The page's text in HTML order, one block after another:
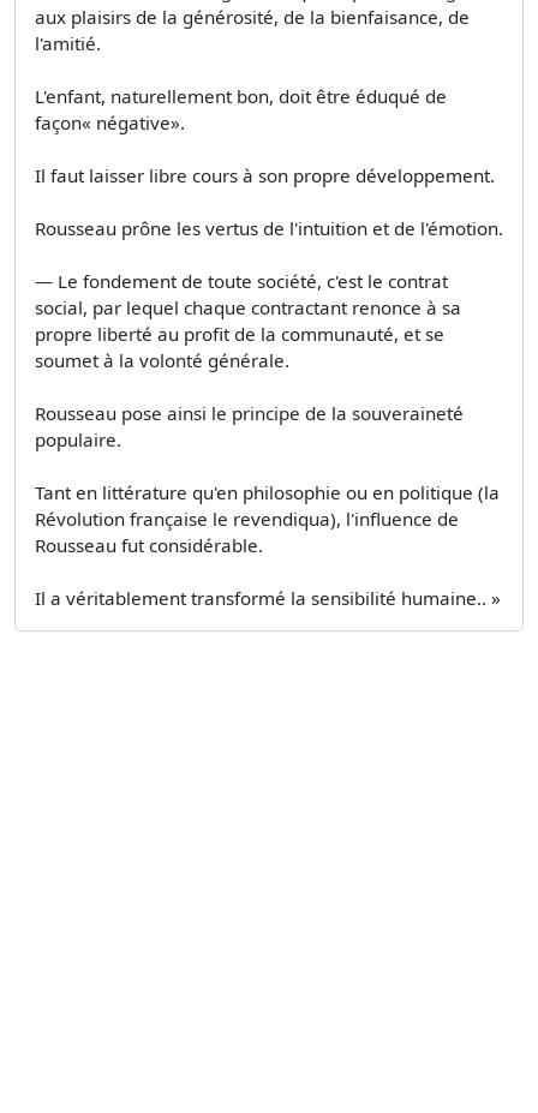
aux plaisirs de la générosité, de la bienfaisance, de
l'amitié.
L'enfant, naturellement bon, doit être éduqué de
façon« négative».
Il faut laisser libre cours à son propre développement.
Rousseau prône les vertus de l'intuition et de l'émotion.
— Le fondement de toute société, c'est le contrat
social, par lequel chaque contractant renonce à sa
propre liberté au profit de la communauté, et se
soumet à la volonté générale.
Rousseau pose ainsi le principe de la souveraineté
populaire.
Tant en littérature qu'en philosophie ou en politique (la
Révolution française le revendiqua), l'influence de
Rousseau fut considérable.
Il a véritablement transformé la sensibilité humaine.. »